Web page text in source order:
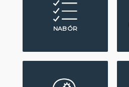
NABÓR